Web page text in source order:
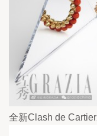
全新Clash de Cartier